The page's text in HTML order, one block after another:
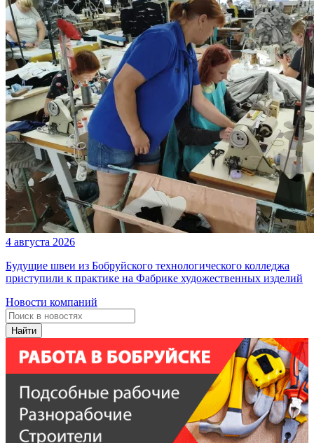
4 августа 2026
Будущие швеи из Бобруйского технологического колледжа
приступили к практике на Фабрике художественных изделий
Новости компаний
Найти